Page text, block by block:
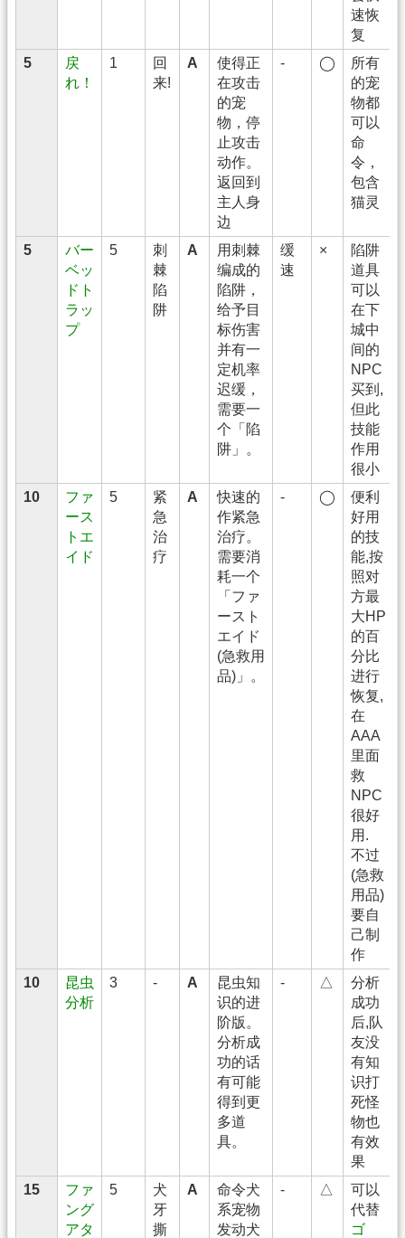
速恢
复
5
戻
れ！
1
回
来!
A
使得正
在攻击
的宠
物，停
止攻击
动作。
返回到
主人身
边
- ◯
所有
的宠
物都
可以
命
令，
包含
猫灵
5
バー
ベッ
ドト
ラッ
プ
5
刺
棘
陷
阱
A
用刺棘
编成的
陷阱，
给予目
标伤害
并有一
定机率
迟缓，
需要一
个「陷
阱」。
缓
速
×
陷阱
道具
可以
在下
城中
间的
NPC
买到,
但此
技能
作用
很小
10
ファ
ース
トエ
イド
5
紧
急
治
疗
A
快速的
作紧急
治疗。
需要消
耗一个
「ファ
ースト
エイド
(急救用
品)」。
- ◯
便利
好用
的技
能,按
照对
方最
大HP
的百
分比
进行
恢复,
在
AAA
里面
救
NPC
很好
用.
不过
(急救
用品)
要自
己制
作
10
昆虫
分析
3 - A
昆虫知
识的进
阶版。
分析成
功的话
有可能
得到更
多道
具。
- △
分析
成功
后,队
友没
有知
识打
死怪
物也
有效
果
15
ファ
ング
アタ
5
犬
牙
撕
A
命令犬
系宠物
发动犬
- △
可以
代替
ゴ